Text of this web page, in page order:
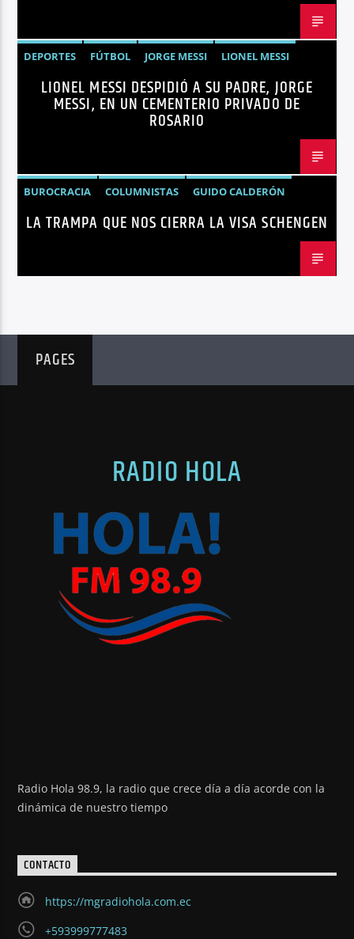
DEPORTES FÚTBOL JORGE MESSI
LIONEL MESSI
NOTICIAS
LIONEL MESSI DESPIDIÓ A SU PADRE, JORGE
MESSI, EN UN CEMENTERIO PRIVADO DE
ROSARIO
BUROCRACIA COLUMNISTAS
GUIDO CALDERÓN
LIBRE COMERCIO
NOTICIAS
NOTICIAS ECUADOR
LA TRAMPA QUE NOS CIERRA LA VISA SCHENGEN
PAGES
RADIO HOLA
Radio Hola 98.9, la radio que crece día a día acorde con la
dinámica de nuestro tiempo
CONTACTO
https://mgradiohola.com.ec
+593999777483